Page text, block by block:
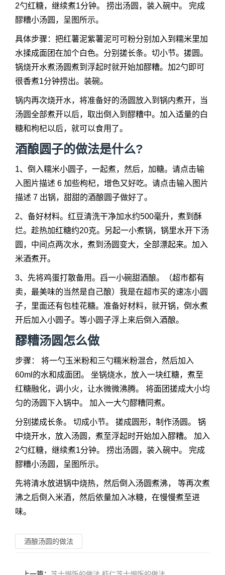
2勺红糖，继续煮1分钟。 捞出汤圆，装入碗中。 完成
醪糟小汤圆，呈图所示。
具体步骤：把红薯泥紫薯泥可可粉分别加入到糯米里加
水揉成面团在加个白色。分别搓长条。切小节。搓圆。
锅烧开水煮汤圆煮到浮起时就开始加醪糟。加2勺即可
很香煮1分钟捞出。装碗。
锅内再次烧开水，将准备好的汤圆放入到锅内煮开，当
汤圆全部煮开以后，取出倒入到醪糟中。加入适量的白
糖和枸杞以后，就可以食用了。
酒酿圆子的做法是什么?
1、倒入糯米小圆子，一起煮，然后，加糖。请点击输
入图片描述 6 加些枸杞，增色又好吃。请点击输入图片
描述 7 出锅，甜甜的酒酿圆子做好了。
2、备好材料。红豆清洗干净加水约500毫升，煮到酥
烂。趁热加红糖约20克。另起一小煮锅，锅里水开下汤
圆，中间点两次水，煮到汤圆变大，全部漂起来。加入
米酒煮开。
3、先将鸡蛋打散备用。舀一小碗甜酒酿。（超市都有
卖，最美味的当然是自己酿）我是在超市买的速冻小圆
子，里面还有包桂花糖。准备好材料，就开锅，倒水煮
开后加入小圆子。等小圆子浮上来后倒入酒酿。
醪糟汤圆怎么做
步骤： 将一勺玉米粉和三勺糯米粉混合，然后加入
60ml的水和成面团。 坐锅烧水，放入一块红糖，煮至
红糖融化，调小火，让水微微沸腾。 将面团搓成大小均
匀的汤圆下入锅中。 加入一大勺醪糟同煮。
分别搓成长条。 切成小节。 搓成圆形，制作汤圆。 锅
中烧开水，放入汤圆，煮至浮起时开始加入醪糟。 加入
2勺红糖，继续煮1分钟。 捞出汤圆，装入碗中。 完成
醪糟小汤圆，呈图所示。
先将清水放进锅中烧热，然后倒入汤圆煮沸， 等再次煮
沸之后倒入米酒，然后依量加入冰糖，在慢慢煮至进
味。
酒酿汤圆的做法